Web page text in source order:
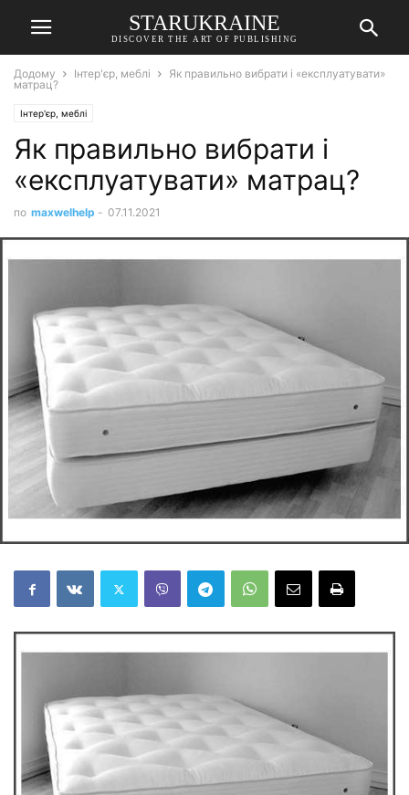
STARUKRAINE
DISCOVER THE ART OF PUBLISHING
Додому Інтер'єр, меблі
Як правильно вибрати і «експлуатувати»
матрац?
Інтер'єр, меблі
Як правильно вибрати і
«експлуатувати» матрац?
по maxwelhelp - 07.11.2021